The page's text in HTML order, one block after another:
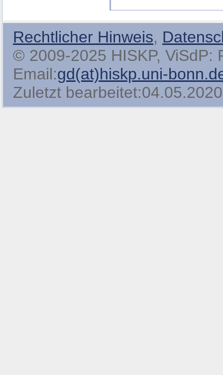
Rechtlicher Hinweis,
© 2009-2025 HISKP, ViSdP:
Email:gd(at)hiskp.uni-
Zuletzt